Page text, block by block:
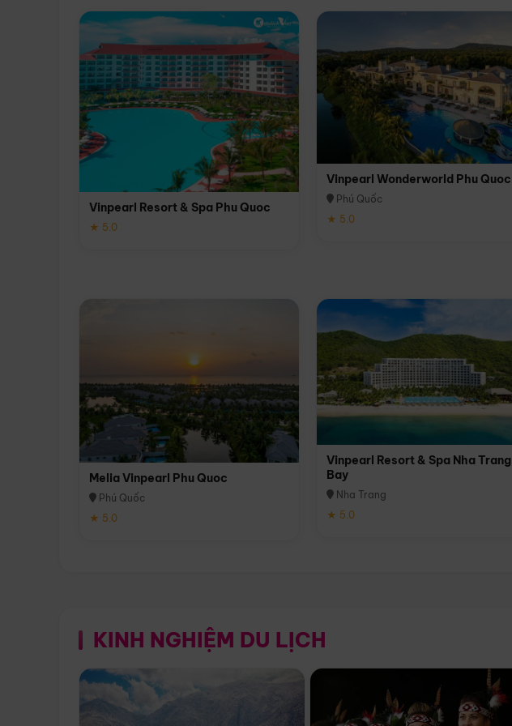
Vinpearl Resort & Spa Phu Quoc
★ 5.0
Vinpearl Wonderworld Phu Quoc
Phú Quốc
★ 5.0
Melia Vinpearl Phu Quoc
Phú Quốc
★ 5.0
Vinpearl Resort & Spa Nha Trang
Bay
Nha Trang
★ 5.0
KINH NGHIỆM DU LỊCH